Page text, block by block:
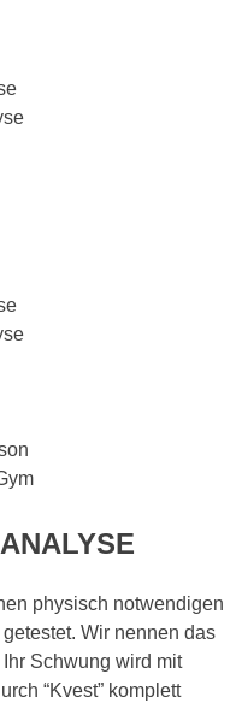
physisch notwendigen
Wir nennen das
Schwung wird mit
“Kvest” komplett